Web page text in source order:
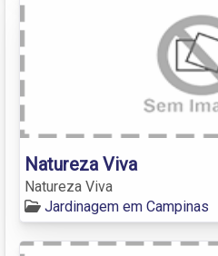
Natureza Viva
Natureza Viva
Jardinagem em Campinas